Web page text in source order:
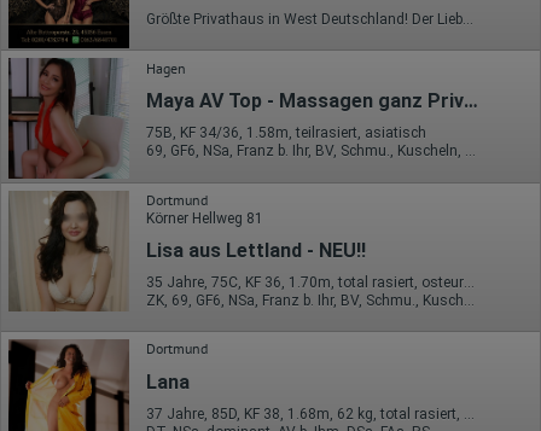
Größte Privathaus in West Deutschland! Der Liebestempel auf 380qm und 9. Suiten für den gehoben Anspruch mit Internationaler Top Besetzung, täglich ab 10 Uhr erreichbar. Mit diskreten Parkplätzen auf dem Gelände und erstklassig ausgestatteten, stilvollen und einzigartig eingerichteten Räumlichkeiten erfüllt das Palais Cataleya Wünsche auf jeder Ebene. Sauberkeit, Hygiene und Diskretion haben bei uns selbstverständlich höchsten Stellenwert und oberste Priorität. Das Palais Cataleya befindet sich in Essen, in der nähe von der A42 direkt neben Bottrop, Oberhausen, Gelsenkirchen. Auch aus Duisburg, Bochum, Mülheim a. d. Ruhr und Dinslaken findet man schnell zum Palais Cataleya ! Wir freuen uns auf Ihren Besuch und wünschen Ihnen ein einzigartiges Erlebnis! Tel: 02014783784
Hagen
Maya AV Top - Massagen ganz Privat
75B, KF 34/36, 1.58m, teilrasiert, asiatisch
69, GF6, NSa, Franz b. Ihr, BV, Schmu., Kuscheln, Körperküs.
Dortmund
Körner Hellweg 81
Lisa aus Lettland - NEU!!
Dortmund
Lana
37 Jahre, 85D, KF 38, 1.68m, 62 kg, total rasiert, deutsch